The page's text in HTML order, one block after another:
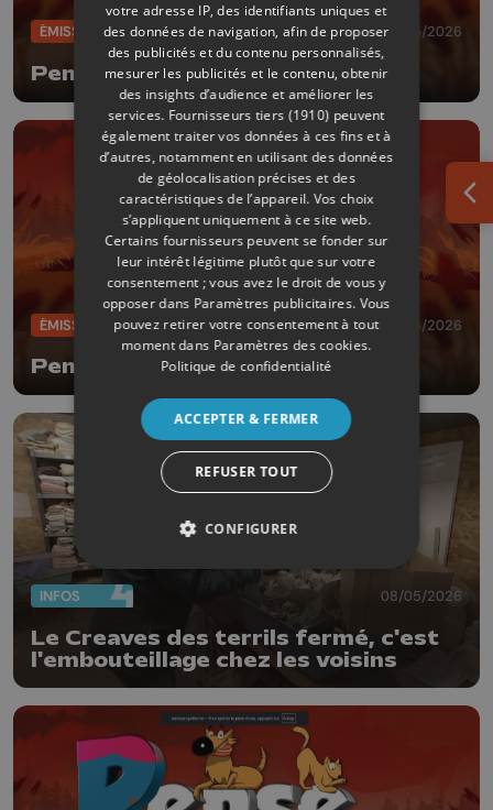
ÉMISSIONS 28/05/2026
Pense bêtes
ÉMISSIONS 14/05/2026
Pense bêtes
INFOS 08/05/2026
Le Creaves des terrils fermé, c'est
l'embouteillage chez les voisins
votre adresse IP, des identifiants uniques et
des données de navigation, afin de proposer
des publicités et du contenu personnalisés,
mesurer les publicités et le contenu, obtenir
des insights d’audience et améliorer les
services. Fournisseurs tiers (1910) peuvent
également traiter vos données à ces fins et à
d’autres, notamment en utilisant des données
de géolocalisation précises et des
caractéristiques de l’appareil. Vos choix
s’appliquent uniquement à ce site web.
Certains fournisseurs peuvent se fonder sur
leur intérêt légitime plutôt que sur votre
consentement ; vous avez le droit de vous y
opposer dans Paramètres publicitaires. Vous
pouvez retirer votre consentement à tout
moment dans Paramètres des cookies.
Politique de confidentialité
ACCEPTER & FERMER
REFUSER TOUT
CONFIGURER